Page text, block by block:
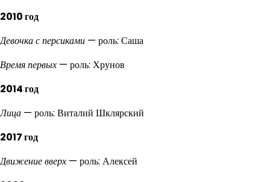
2010 год
Девочка с персиками — роль: Саша
Время первых — роль: Хрунов
2014 год
Лица — роль: Виталий Шклярский
2017 год
Движение вверх — роль: Алексей